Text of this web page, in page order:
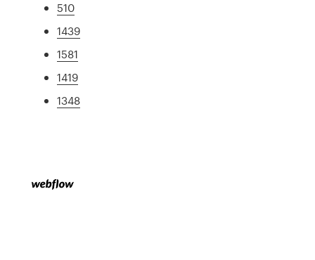
510
1439
1581
1419
1348